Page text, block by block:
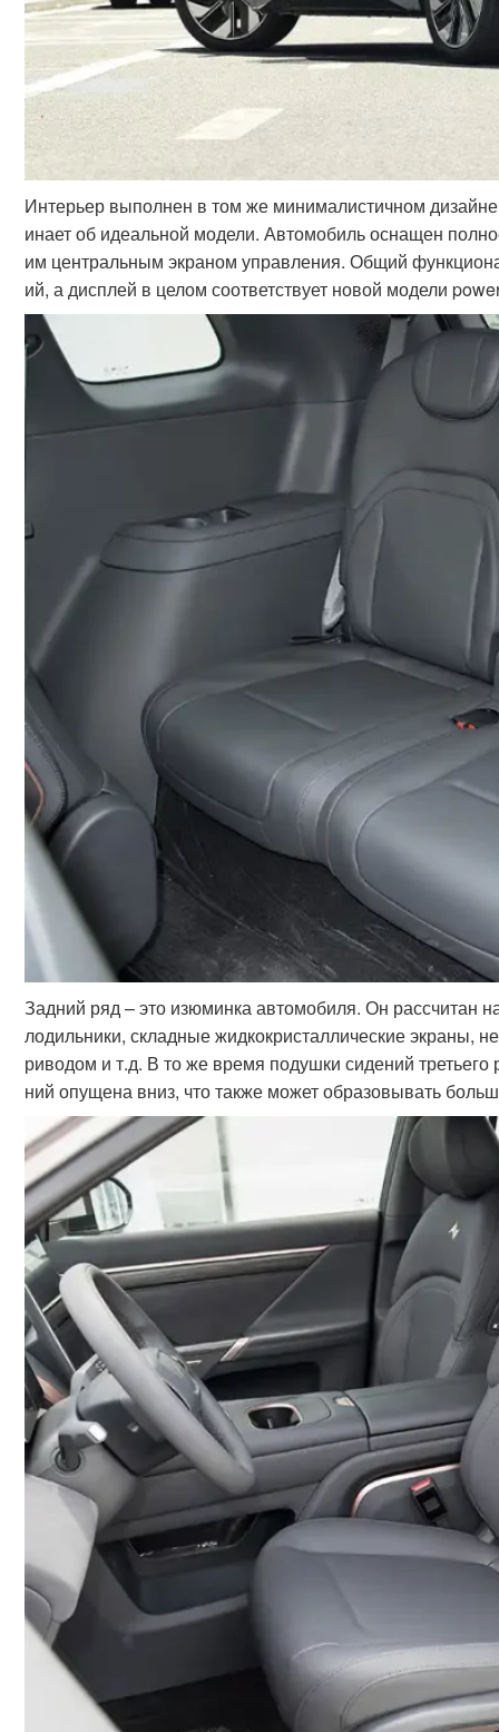
Интерьер выполнен в том же минималистичном
инает об идеальной модели. Автомобиль оснащен
им центральным экраном управления. Общий
ий, а дисплей в целом соответствует новой модели
Задний ряд – это изюминка автомобиля. Он рассчитан
лодильники, складные жидкокристаллические экраны,
риводом и т.д. В то же время подушки сидений третьего
ний опущена вниз, что также может образовывать